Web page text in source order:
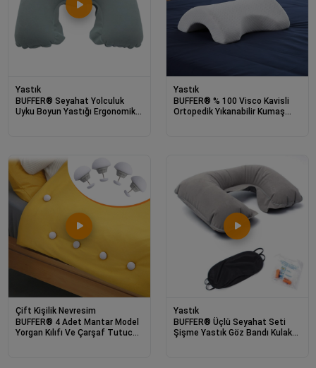
Yastık
BUFFER® Seyahat Yolculuk
Uyku Boyun Yastığı Ergonomik
Yastık
BUFFER® % 100 Visco Kavisli
Ortopedik Yıkanabilir Kumaş
Çift Kişilik Nevresim
BUFFER® 4 Adet Mantar Model
Yorgan Kılıfı Ve Çarşaf Tutucu
Yastık
BUFFER® Üçlü Seyahat Seti
Şişme Yastık Göz Bandı Kulak